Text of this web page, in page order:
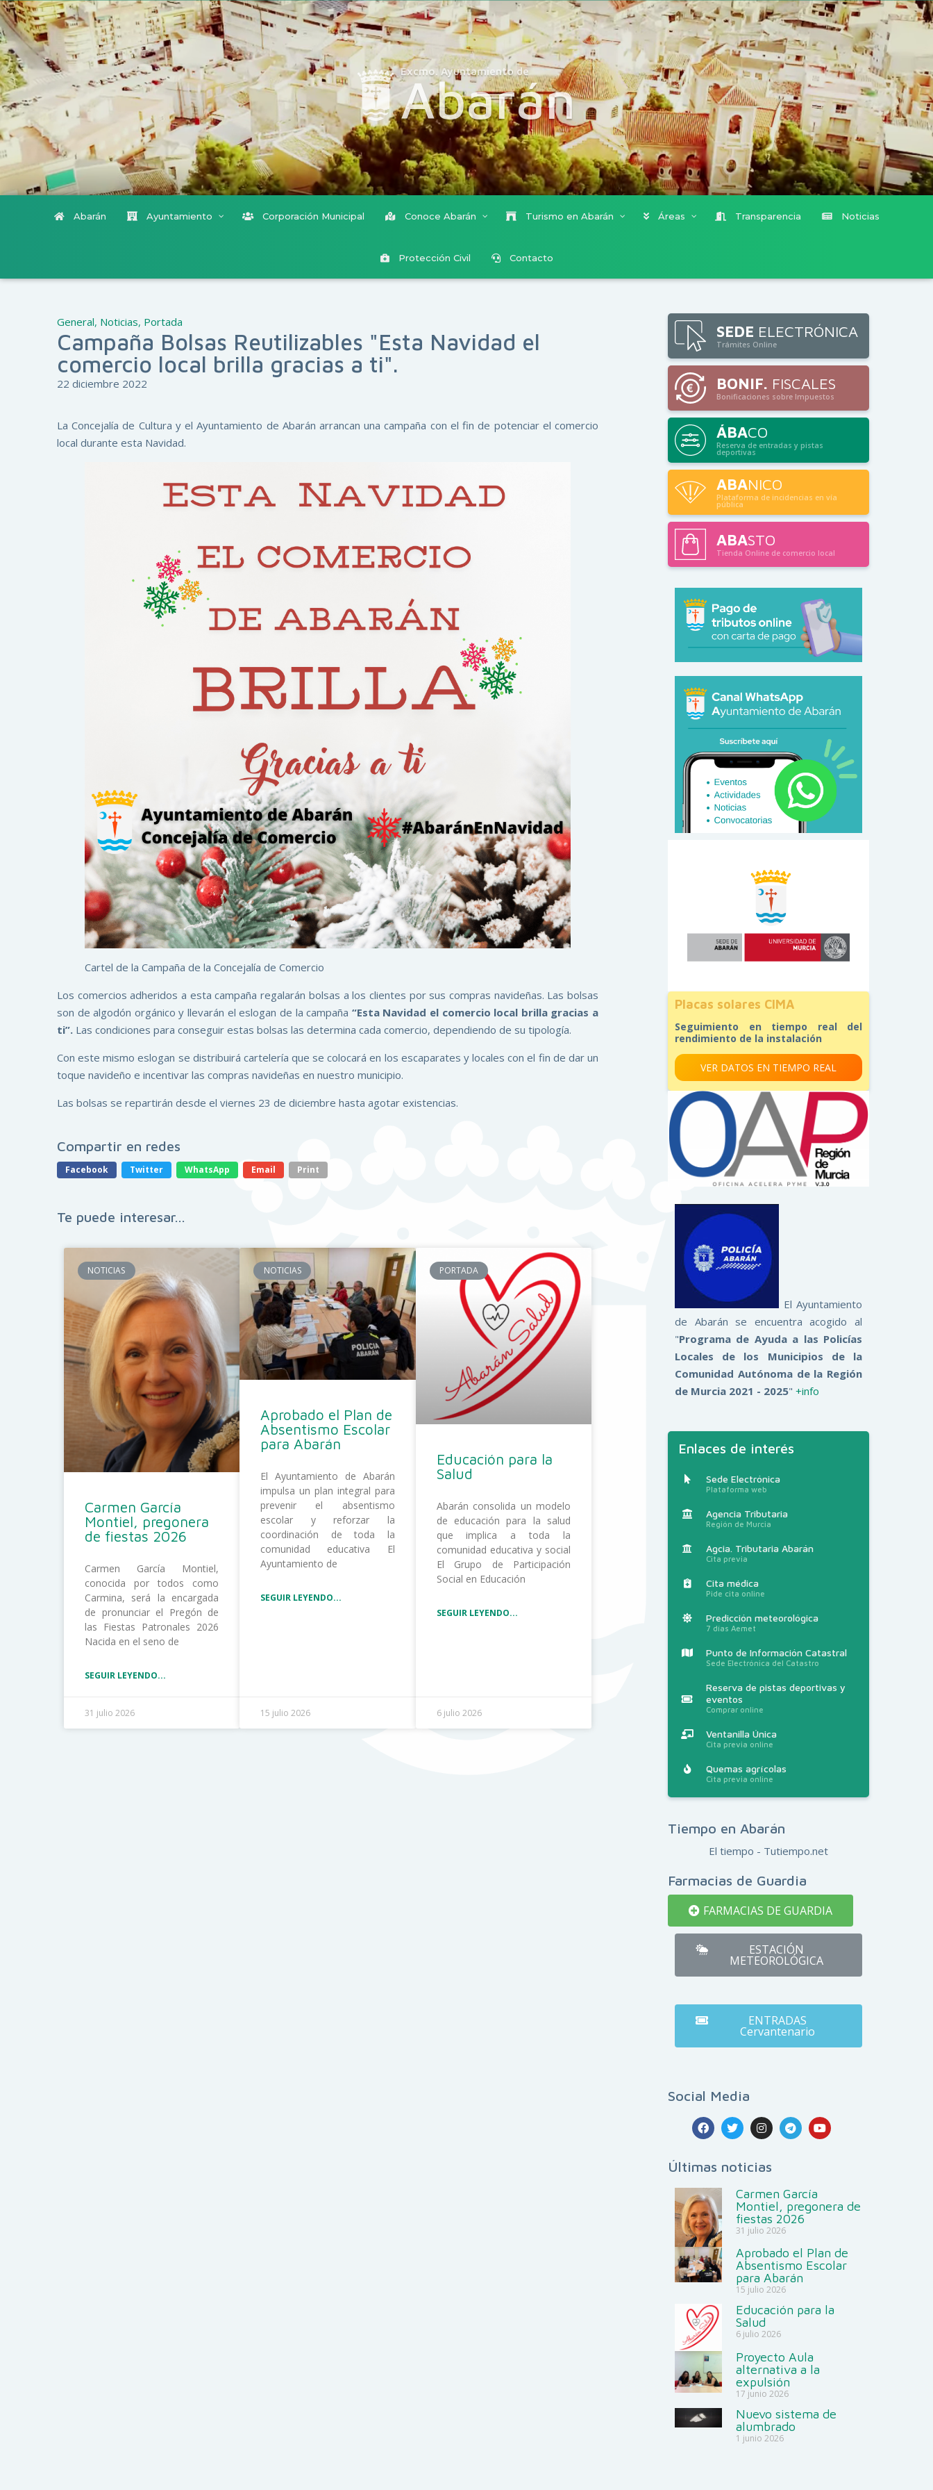
Excmo. Ayuntamiento de
Abarán
Abarán Ayuntamiento Corporación Municipal Conoce Abarán Turismo en Abarán Áreas Transparencia Noticias
Protección Civil Contacto
General, Noticias, Portada
Campaña Bolsas Reutilizables "Esta Navidad el
comercio local brilla gracias a ti".
22 diciembre 2022
La Concejalía de Cultura y el Ayuntamiento de Abarán arrancan una campaña con el fin de potenciar el comercio
local durante esta Navidad.
Cartel de la Campaña de la Concejalía de Comercio
Los comercios adheridos a esta campaña regalarán bolsas a los clientes por sus compras navideñas. Las bolsas
son de algodón orgánico y llevarán el eslogan de la campaña “Esta Navidad el comercio local brilla gracias a
ti”. Las condiciones para conseguir estas bolsas las determina cada comercio, dependiendo de su tipología.
Con este mismo eslogan se distribuirá cartelería que se colocará en los escaparates y locales con el fin de dar un
toque navideño e incentivar las compras navideñas en nuestro municipio.
Las bolsas se repartirán desde el viernes 23 de diciembre hasta agotar existencias.
Compartir en redes
Facebook Twitter WhatsApp Email Print
Te puede interesar...
NOTICIAS
Carmen García
Montiel, pregonera
de fiestas 2026
Carmen García Montiel,
conocida por todos como
Carmina, será la encargada
de pronunciar el Pregón de
las Fiestas Patronales 2026
Nacida en el seno de
SEGUIR LEYENDO...
31 julio 2026
NOTICIAS
Aprobado el Plan de
Absentismo Escolar
para Abarán
El Ayuntamiento de Abarán
impulsa un plan integral para
prevenir el absentismo
escolar y reforzar la
coordinación de toda la
comunidad educativa El
Ayuntamiento de
SEGUIR LEYENDO...
15 julio 2026
PORTADA
Educación para la
Salud
Abarán consolida un modelo
de educación para la salud
que implica a toda la
comunidad educativa y social
El Grupo de Participación
Social en Educación
SEGUIR LEYENDO...
6 julio 2026
SEDE ELECTRÓNICA
Trámites Online
BONIF. FISCALES
Bonificaciones sobre Impuestos
ÁBACO
Reserva de entradas y pistas
deportivas
ABANICO
Plataforma de incidencias en vía
pública
ABASTO
Tienda Online de comercio local
Placas solares CIMA
Seguimiento en tiempo real del
rendimiento de la instalación
VER DATOS EN TIEMPO REAL
El Ayuntamiento
de Abarán se encuentra acogido al
"Programa de Ayuda a las Policías
Locales de los Municipios de la
Comunidad Autónoma de la Región
de Murcia 2021 - 2025" +info
Enlaces de interés
Sede Electrónica
Plataforma web
Agencia Tributaria
Región de Murcia
Agcia. Tributaria Abarán
Cita previa
Cita médica
Pide cita online
Predicción meteorológica
7 días Aemet
Punto de Información Catastral
Sede Electrónica del Catastro
Reserva de pistas deportivas y
eventos
Comprar online
Ventanilla Única
Cita previa online
Quemas agrícolas
Cita previa online
Tiempo en Abarán
El tiempo - Tutiempo.net
Farmacias de Guardia
FARMACIAS DE GUARDIA
ESTACIÓN
METEOROLÓGICA
ENTRADAS
Cervantenario
Social Media
Últimas noticias
Carmen García
Montiel, pregonera de
fiestas 2026
31 julio 2026
Aprobado el Plan de
Absentismo Escolar
para Abarán
15 julio 2026
Educación para la
Salud
6 julio 2026
Proyecto Aula
alternativa a la
expulsión
17 junio 2026
Nuevo sistema de
alumbrado
1 junio 2026